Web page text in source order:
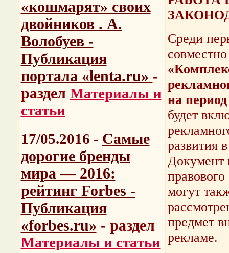
«кошмарят» своих
двойников . А.
Волобуев -
Публикация
портала «lenta.ru» -
раздел Материалы и
статьи
17/05.2016 - Самые
дорогие бренды
мира — 2016:
рейтинг Forbes -
Публикация
«forbes.ru» - раздел
Материалы и статьи
Среди
на период
будет
развития
Документ
могут
предмет
рекламе.